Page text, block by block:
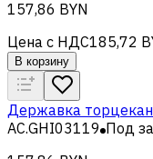
157,86 BYN
Цена с НДС185,72
В корзину
Державка
AC.GHI03119 Под